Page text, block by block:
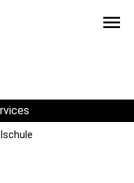
menu